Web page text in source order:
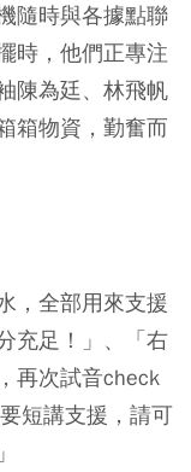
隨時與各據點聯
時，他們正專注
陳為廷、林飛帆
箱物資，勤奮而
，全部用來支援
充足！」、「右
再次試音check
短講支援，請可